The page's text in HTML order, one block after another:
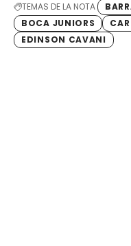
TEMAS DE LA NOTA
BOCA JUNIORS
EDINSON CAVANI